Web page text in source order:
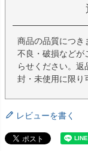
商品の品質につき
不良・破損などが
らせください。返
封・未使用に限り
レビューを書く